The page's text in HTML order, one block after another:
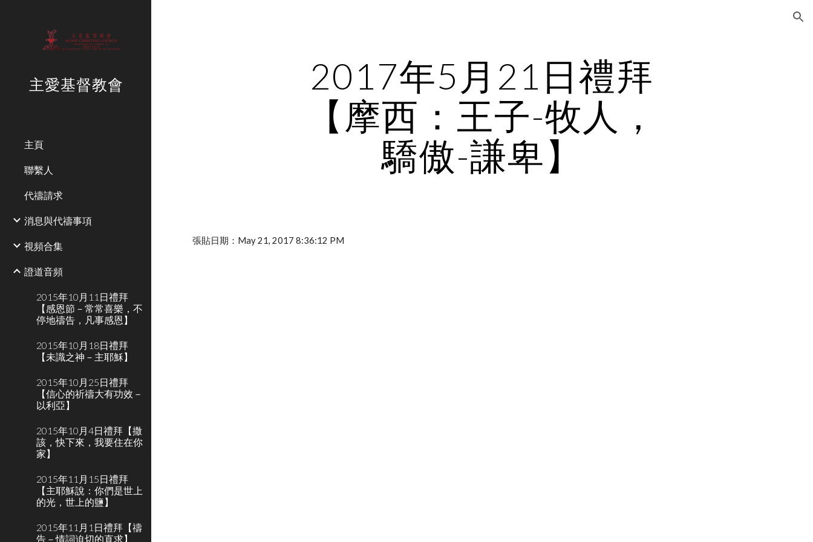
主愛基督教會
主頁
聯繫人
代禱請求
消息與代禱事項
視頻合集
證道音頻
2015年10月11日禮拜
【感恩節－常常喜樂，不
停地禱告，凡事感恩】
2015年10月18日禮拜
【未識之神－主耶穌】
2015年10月25日禮拜
【信心的祈禱大有功效－
以利亞】
2015年10月4日禮拜【撒
該，快下來，我要住在你
家】
2015年11月15日禮拜
【主耶穌說：你們是世上
的光，世上的鹽】
2015年11月1日禮拜【禱
告－情詞迫切的直求】
2017年5月21日禮拜
【摩西：王子-牧人，
驕傲-謙卑】
張貼日期：May 21, 2017 8:36:12 PM